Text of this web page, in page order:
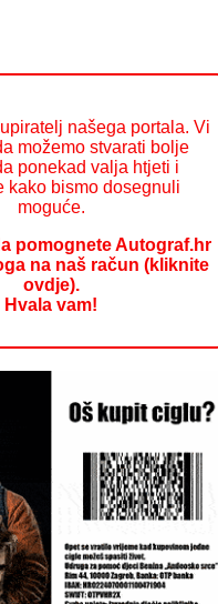
našega portala. Vi
možemo stvarati bolje
ponekad valja htjeti i
kako bismo dosegnuli
moguće.
pomognete Autograf.hr
na naš račun (kliknite
ovdje).
Hvala vam!